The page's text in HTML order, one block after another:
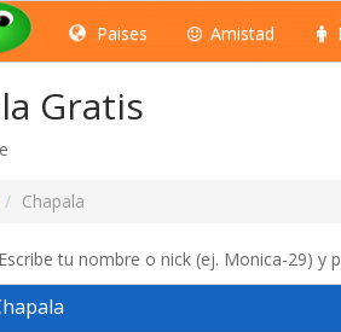
Paises Amistad
Gratis
Chapala
tu nombre o nick (ej. Monica-29) y